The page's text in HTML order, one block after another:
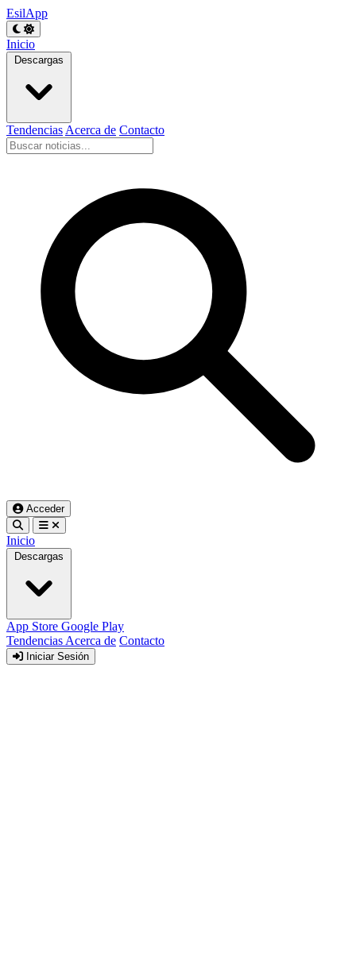
EsilApp
Inicio
Descargas
Tendencias Acerca de Contacto
Acceder
Inicio
Descargas
App Store Google Play
Tendencias Acerca de Contacto
Iniciar Sesión